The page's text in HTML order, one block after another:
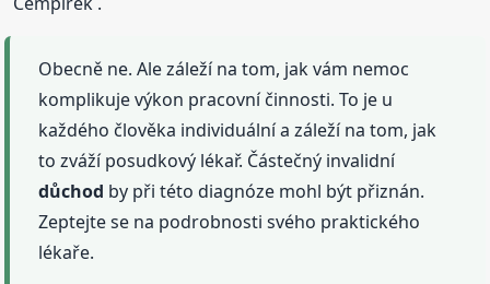
Obecně ne. Ale záleží na tom, jak vám nemoc
komplikuje výkon pracovní činnosti. To je u
každého člověka individuální a záleží na tom, jak
to zváží posudkový lékař. Částečný invalidní
důchod by při této diagnóze mohl být přiznán.
Zeptejte se na podrobnosti svého praktického
lékaře.